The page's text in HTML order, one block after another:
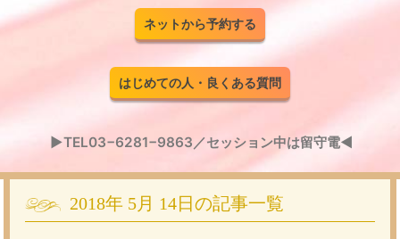
ネットから予約する
はじめての人・良くある質問
▶TEL03−6281−9863／セッション中は留守電◀
2018年 5月 14日の記事一覧